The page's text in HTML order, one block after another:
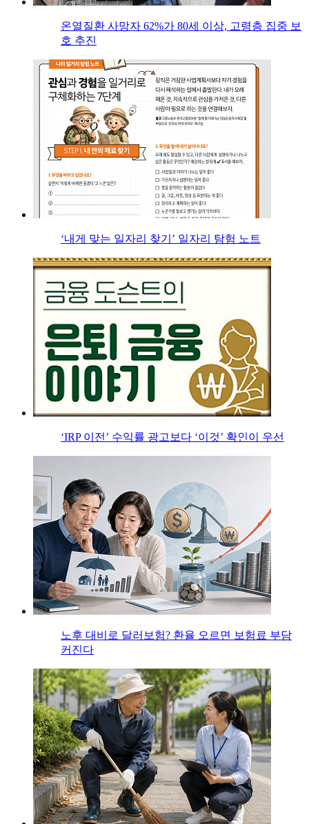
온열질환 사망자 62%가 80세 이상, 고령층 집중 보
호 추진
‘내게 맞는 일자리 찾기’ 일자리 탐험 노트
‘IRP 이전’ 수익률 광고보다 ‘이것’ 확인이 우선
노후 대비로 달러보험? 환율 오르면 보험료 부담
커진다